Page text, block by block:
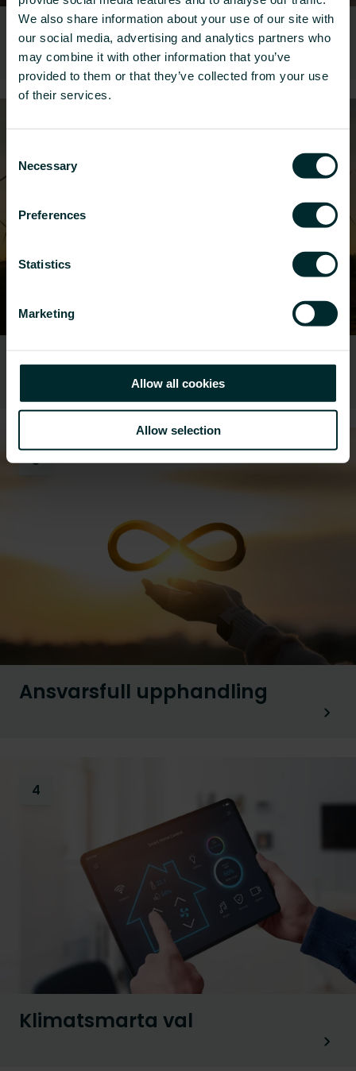
We also share information about your use of our site with
our social media, advertising and analytics partners who
may combine it with other information that you’ve
provided to them or that they’ve collected from your use
of their services.
Selection
Necessary
Preferences
Statistics
Marketing
Allow all cookies
Allow selection
Utsläpp och energi
2
Resurseffektivitet och avfall
3
Ansvarsfull upphandling
4
Klimatsmarta val